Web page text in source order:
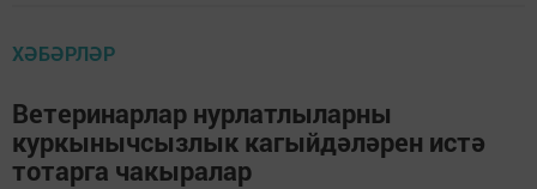
ХӘБӘРЛӘР
Ветеринарлар нурлатлыларны
куркынычсызлык кагыйдәләрен истә
тотарга чакыралар